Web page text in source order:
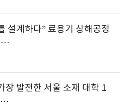
설계하다” 료용기 상해공정
…
장 발전한 서울 소재 대학 1
…